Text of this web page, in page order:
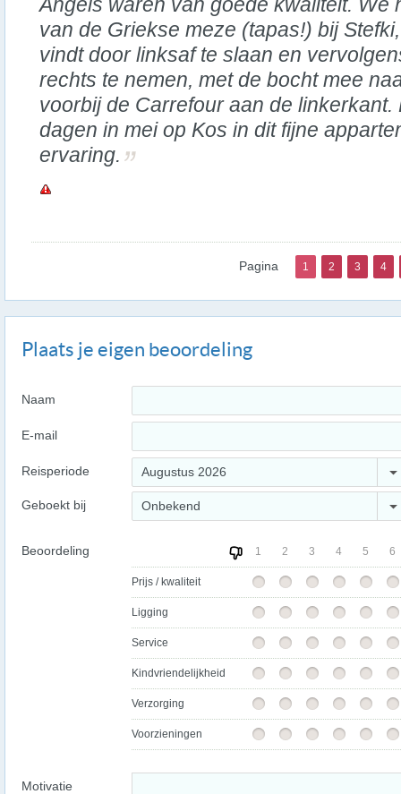
van de Griekse meze (tapas!) bij
vindt door linksaf te slaan en
rechts te nemen, met de bocht mee
voorbij de Carrefour aan de linkerkant.
dagen in mei op Kos in dit fijne
ervaring.
Pagina 1 2 3 4
Plaats je eigen beoordeling
Naam
E-mail
Reisperiode Augustus 2026
Geboekt bij Onbekend
Beoordeling 1 2 3 4 5 6
Prijs / kwaliteit
Ligging
Service
Kindvriendelijkheid
Verzorging
Voorzieningen
Motivatie